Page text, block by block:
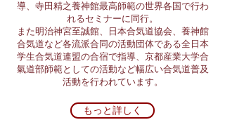
導、寺田精之養神館最高師範の世界各国で行わ
れるセミナーに同行。
また明治神宮至誠館、日本合気道協会、養神館
合気道など各流派合同の活動団体である全日本
学生合気道連盟の合宿で指導、京都産業大学合
氣道部師範としての活動など幅広い合気道普及
活動を行われています。
もっと詳しく